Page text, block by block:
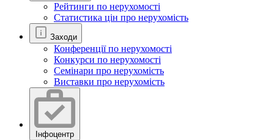
Рейтинги по нерухомості
Статистика цін про нерухомість
Заходи
Конференції по нерухомості
Конкурси по нерухомості
Семінари про нерухомість
Виставки про нерухомість
Інфоцентр